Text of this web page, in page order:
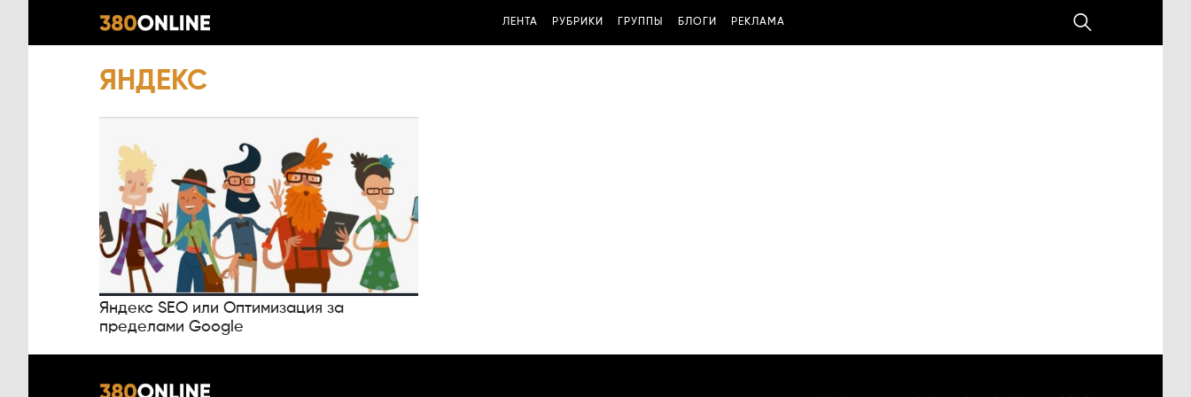
ЛЕНТА РУБРИКИ ГРУППЫ БЛОГИ РЕКЛАМА
ЯНДЕКС
Яндекс SEO или Оптимизация за
пределами Google